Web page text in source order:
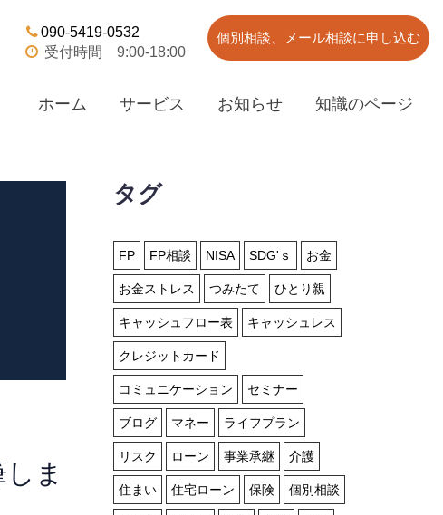
090-5419-0532
受付時間 9:00-18:00
ホーム サービス お知らせ 知識のページ
個別相談、メール相談に申し込む
ま
タグ
FP FP相談 NISA SDG'ｓ お金
お金ストレス つみたて ひとり親
キャッシュフロー表 キャッシュレス
クレジットカード
コミュニケーション セミナー
ブログ マネー ライフプラン
リスク ローン 事業承継 介護
住まい 住宅ローン 保険 個別相談